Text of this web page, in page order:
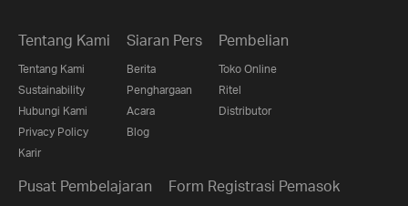
Tentang Kami
Tentang Kami
Sustainability
Hubungi Kami
Privacy Policy
Karir
Siaran Pers
Berita
Penghargaan
Acara
Blog
Pembelian
Toko Online
Ritel
Distributor
Pusat Pembelajaran Form Registrasi Pemasok